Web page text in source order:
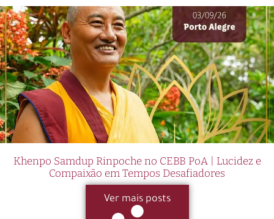
Khenpo Samdup Rinpoche no CEBB PoA | Lucidez e
Compaixão em Tempos Desafiadores
Ver mais posts